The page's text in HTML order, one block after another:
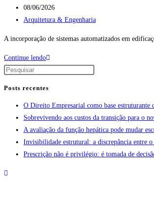
08/06/2026
Arquitetura & Engenharia
A incorporação de sistemas automatizados em
Continue lendo
Posts recentes
O Direito Empresarial como base estruturante
Sobrevivendo aos custos da transição para o
A avaliação da função hepática pode mudar
Invisibilidade estrutural: a discrepância entre
Prescrição não é privilégio: é tomada de